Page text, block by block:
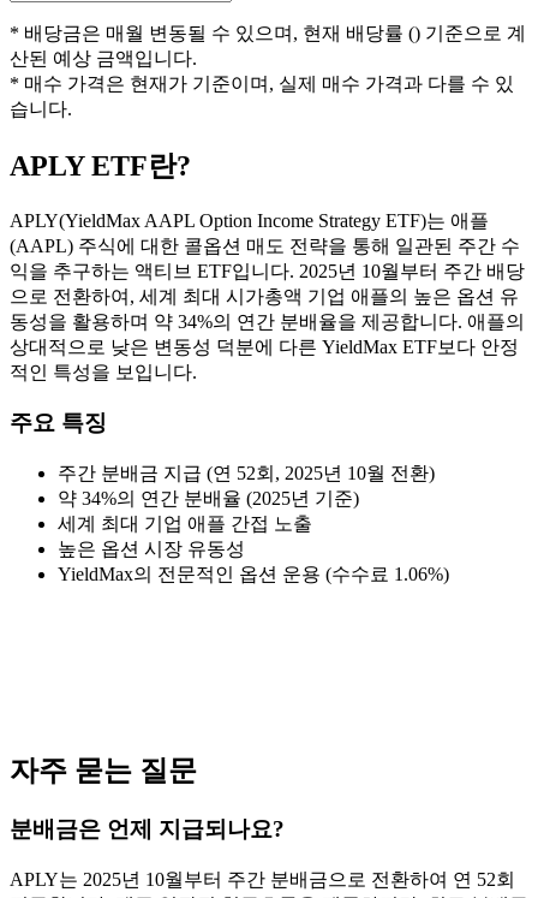
* 배당금은 매월 변동될 수 있으며, 현재 배당률 () 기준으로 계
산된 예상 금액입니다.
* 매수 가격은 현재가 기준이며, 실제 매수 가격과 다를 수 있
습니다.
APLYETF란?
APLY(YieldMax AAPL Option Income Strategy ETF)는 애플
(AAPL) 주식에 대한 콜옵션 매도 전략을 통해 일관된 주간 수
익을 추구하는 액티브 ETF입니다. 2025년 10월부터 주간 배당
으로 전환하여, 세계 최대 시가총액 기업 애플의 높은 옵션 유
동성을 활용하며 약 34%의 연간 분배율을 제공합니다. 애플의
상대적으로 낮은 변동성 덕분에 다른 YieldMax ETF보다 안정
적인 특성을 보입니다.
주요 특징
주간 분배금 지급 (연 52회, 2025년 10월 전환)
약 34%의 연간 분배율 (2025년 기준)
세계 최대 기업 애플 간접 노출
높은 옵션 시장 유동성
YieldMax의 전문적인 옵션 운용 (수수료 1.06%)
자주 묻는 질문
분배금은 언제 지급되나요?
APLY는 2025년 10월부터 주간 분배금으로 전환하여 연 52회